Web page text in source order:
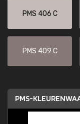
PMS 406 C
PMS 409 C
PMS-